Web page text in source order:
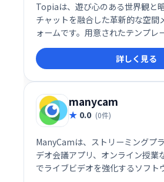
Topiaは、遊び心のある世界観と
チャットを融合した革新的な空間
ォームです。用意されたテンプレ
で、自分だけの空間を簡単に構築
ッドキャスト、コンサート、会議
ーチャル空間が利用可能です。あ
造し、新たなコミュニケーション
う。
詳しく見る
manycam
0.0 (0件)
ManyCamは、ストリーミングプ
デオ会議アプリ、オンライン授業
でライブビデオを強化するソフト